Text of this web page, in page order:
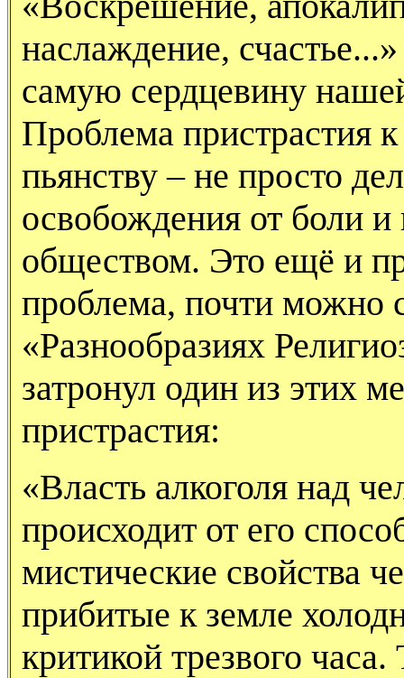
наслаждение,
самую сердцевину
Проблема пристрастия
пьянству – не просто
освобождения от боли
обществом. Это ещё и
проблема, почти можно
«Разнообразиях
затронул один из этих
пристрастия:
«Власть алкоголя над
происходит от его
мистические свойства
прибитые к земле
критикой трезвого